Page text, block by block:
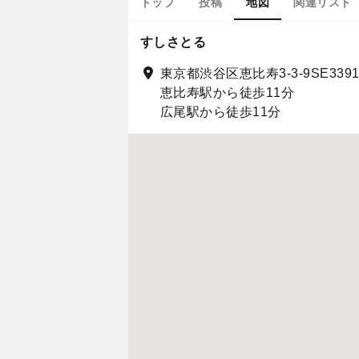
すしさとる
東京都渋谷区恵比寿3-3-
恵比寿駅から徒歩11分
広尾駅から徒歩11分